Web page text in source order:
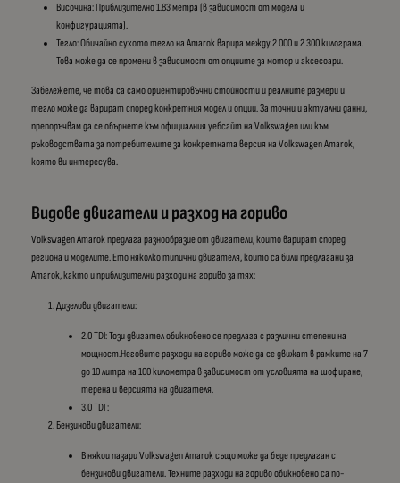
Височина: Приблизително 1.83 метра (в зависимост от модела и
конфигурацията).
Тегло: Обичайно сухото тегло на Amarok варира между 2 000 и 2 300 килограма.
Това може да се промени в зависимост от опциите за мотор и аксесоари.
Забележете, че това са само ориентировъчни стойности и реалните размери и
тегло може да варират според конкретния модел и опции. За точни и актуални данни,
препоръчвам да се обърнете към официалния уебсайт на Volkswagen или към
ръководствата за потребителите за конкретната версия на Volkswagen Amarok,
която ви интересува.
Видове двигатели и разход на гориво
Volkswagen Amarok предлага разнообразие от двигатели, които варират според
региона и моделите. Ето няколко типични двигателя, които са били предлагани за
Amarok, както и приблизителни разходи на гориво за тях:
Дизелови двигатели:
2.0 TDI: Този двигател обикновено се предлага с различни степени на
мощност.Неговите разходи на гориво може да се движат в рамките на 7
до 10 литра на 100 километра в зависимост от условията на шофиране,
терена и версията на двигателя.
3.0 TDI :
Бензинови двигатели:
В някои пазари Volkswagen Amarok също може да бъде предлаган с
бензинови двигатели. Техните разходи на гориво обикновено са по-